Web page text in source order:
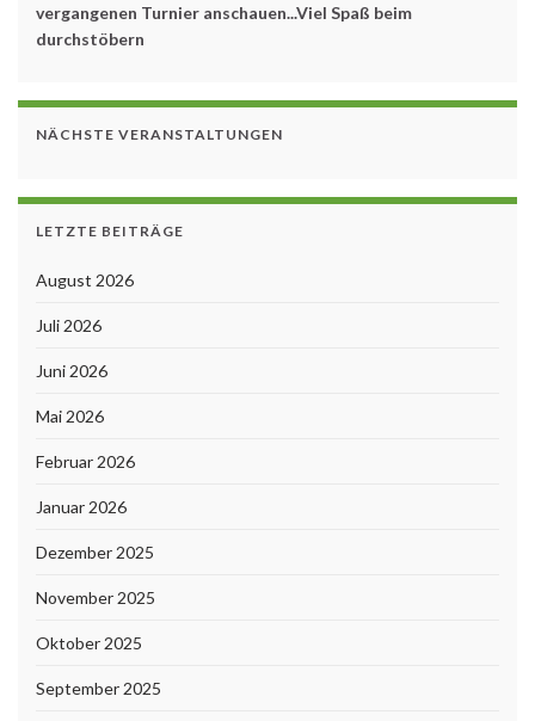
vergangenen Turnier anschauen...Viel Spaß beim
durchstöbern
NÄCHSTE VERANSTALTUNGEN
LETZTE BEITRÄGE
August 2026
Juli 2026
Juni 2026
Mai 2026
Februar 2026
Januar 2026
Dezember 2025
November 2025
Oktober 2025
September 2025